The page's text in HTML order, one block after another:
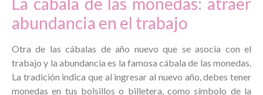
abundancia en el trabajo
Otra de las cábalas de año nuevo que se asocia con el
trabajo y la abundancia es la famosa cábala de las monedas.
La tradición indica que al ingresar al nuevo año, debes tener
monedas en tus bolsillos o billetera, como símbolo de la